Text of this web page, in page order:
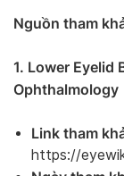
Nguồn tham
1. Lower Eyelid
Ophthalmology
Link tham
https://